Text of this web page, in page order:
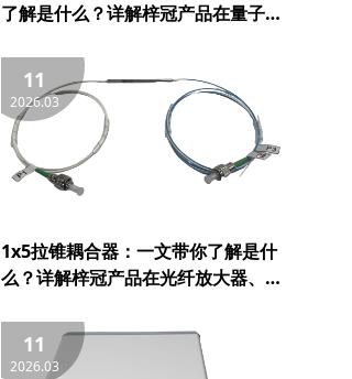
了解是什么？详解梓冠产品在量子通
统、OCT等领域的实际应用
11
2026.03
1x5拉锥耦合器：一文带你了解是什
么？详解梓冠产品在光纤放大器、光
等领域的实际应用
11
2026.03